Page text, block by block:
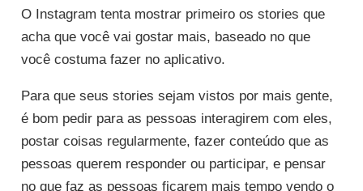
O Instagram tenta mostrar primeiro os stories que
acha que você vai gostar mais, baseado no que
você costuma fazer no aplicativo.
Para que seus stories sejam vistos por mais gente,
é bom pedir para as pessoas interagirem com eles,
postar coisas regularmente, fazer conteúdo que as
pessoas querem responder ou participar, e pensar
no que faz as pessoas ficarem mais tempo vendo o